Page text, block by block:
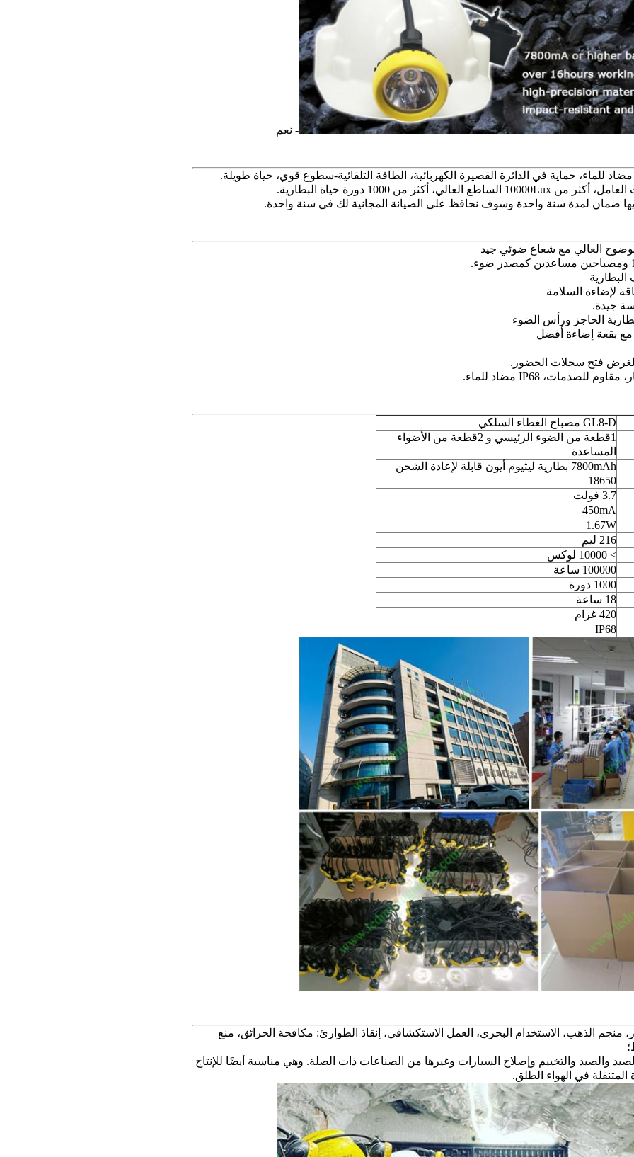
- نعم
للماء، حماية في الدائرة القصيرة الكهربائية، الطاقة التلقائية-سطوع قوي، حياة طويلة.
ضمان لمدة سنة واحدة وسوف نحافظ على الصيانة المجانية لك في سنة واحدة.
GL8-D مصباح الغطاء السلكي
1قطعة من الضوء الرئيسي و 2قطعة من الأضواء
المساعدة
7800mAh بطارية ليثيوم أيون قابلة لإعادة الشحن
18650
3.7 فولت
450mA
1.67W
216 ليم
> 10000 لوكس
100000 ساعة
1000 دورة
18 ساعة
420 غرام
IP68
منجم الذهب، الاستخدام البحري، العمل الاستكشافي، إنقاذ الطوارئ: مكافحة الحرائق، منع
والصيد والتخييم وإصلاح السيارات وغيرها من الصناعات ذات الصلة. وهي مناسبة أيضًا للإنتاج
في الهواء الطلق.